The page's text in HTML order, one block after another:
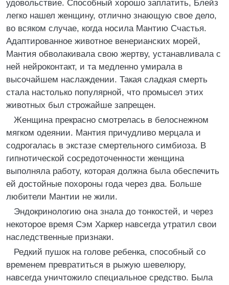
удовольствие. Способный хорошо заплатить, Блейз
легко нашел женщину, отлично знающую свое дело,
во всяком случае, когда носила Мантию Счастья.
Адаптированное животное венерианских морей,
Мантия обволакивала свою жертву, устанавливала с
ней нейроконтакт, и та медленно умирала в
высочайшем наслаждении. Такая сладкая смерть
стала настолько популярной, что промысел этих
животных был строжайше запрещен.
Женщина прекрасно смотрелась в белоснежном
мягком одеянии. Мантия причудливо мерцала и
содрогалась в экстазе смертельного симбиоза. В
гипнотической сосредоточенности женщина
выполняла работу, которая должна была обеспечить
ей достойные похороны года через два. Больше
любители Мантии не жили.
Эндокринологию она знала до тонкостей, и через
некоторое время Сэм Харкер навсегда утратил свои
наследственные признаки.
Редкий пушок на голове ребенка, способный со
временем превратиться в рыжую шевелюру,
навсегда уничтожило специальное средство. Была